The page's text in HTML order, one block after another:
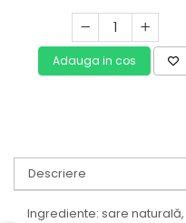
Adauga in cos
Descriere
Ingrediente: sare